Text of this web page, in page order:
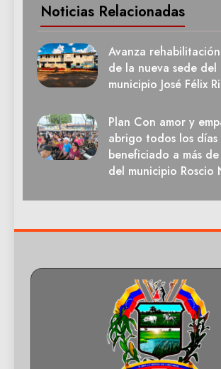
Noticias Relacionadas
Avanza
de la nueva sede del
municipio José Félix
Plan Con amor y
abrigo todos los días
beneficiado a más
del municipio Roscio